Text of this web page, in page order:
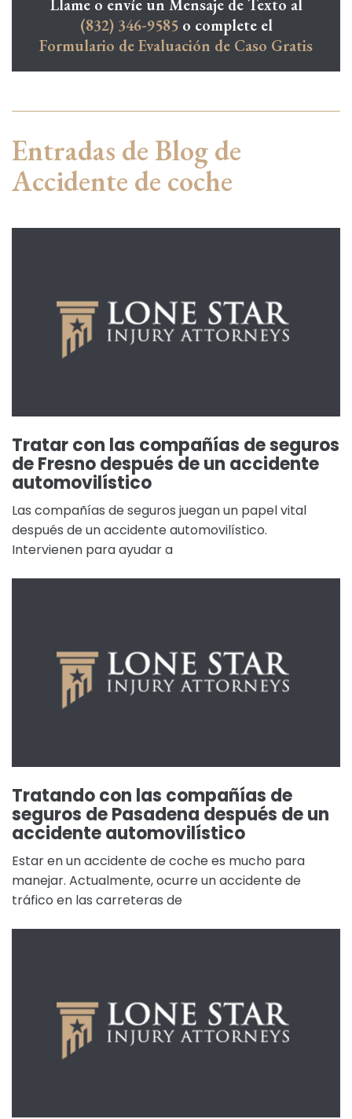
Llame o envíe un Mensaje de Texto al
(832) 346-9585o complete el
Formulario de Evaluación de Caso Gratis
Entradas de Blog de
Accidente de coche
Tratar con las compañías de seguros
de Fresno después de un accidente
automovilístico
Las compañías de seguros juegan un papel vital
después de un accidente automovilístico.
Intervienen para ayudar a
Tratando con las compañías de
seguros de Pasadena después de un
accidente automovilístico
Estar en un accidente de coche es mucho para
manejar. Actualmente, ocurre un accidente de
tráfico en las carreteras de